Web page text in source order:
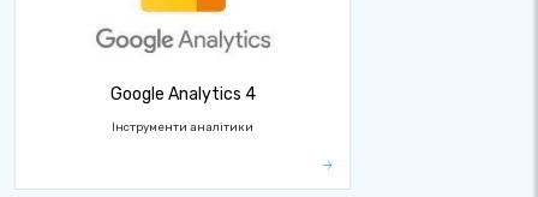
Google Analytics 4
Інструменти аналітики